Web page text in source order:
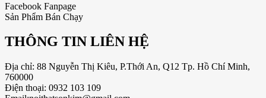
Facebook Fanpage
Sản Phẩm Bán Chạy
THÔNG TIN LIÊN HỆ
Địa chỉ: 88 Nguyễn Thị Kiêu, P.Thới An, Q12 Tp. Hồ Chí Minh,
760000
Điện thoại: 0932 103 109